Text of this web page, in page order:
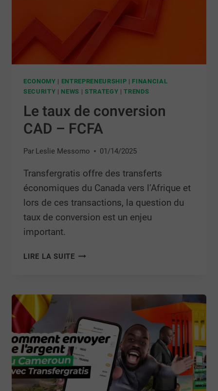
ECONOMY | ENTREPRENEURSHIP | FINANCIAL
SECURITY | NEWS | STRATEGY |TRENDS
Le taux de conversion
CAD – FCFA
Par Leslie Messomo 01/14/2025
Transfergratis offre des transferts
économiques du Canada vers l’Afrique et
lors de ces transactions, la question du
taux de conversion est un enjeu
important.
LIRE LA SUITE